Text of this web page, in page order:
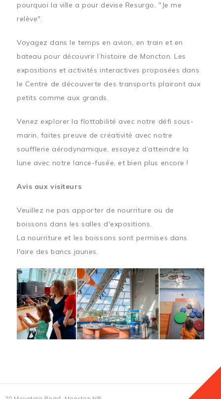
pourquoi la ville a pour devise Resurgo, "Je me
relève".
Voyagez dans le temps en avion, en train et en
bateau pour découvrir l’histoire de Moncton. Les
expositions et activités interactives proposées dans
le Centre de découverte des transports plairont aux
petits comme aux grands.
Venez explorer la flottabilité avec notre défi sous-
marin, faites preuve de créativité avec notre
soufflerie aérodynamique, essayez d’atteindre la
lune avec notre lance-fusée, et bien plus encore !
Avis aux visiteurs
Veuillez ne pas apporter de nourriture ou de
boissons dans les salles d'expositions.
La nourriture et les boissons sont permises dans
l'aire des bancs jaunes.